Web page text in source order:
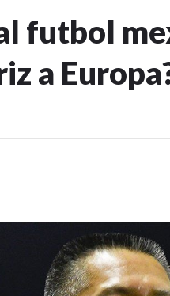
futbol
a